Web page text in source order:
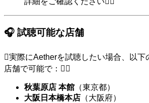
🎧 試聴可能な店舗
実際にAetherを試聴したい場合、以
店舗で可能で：
秋葉原店 本館 （東京都）
大阪日本橋本店 （大阪府）